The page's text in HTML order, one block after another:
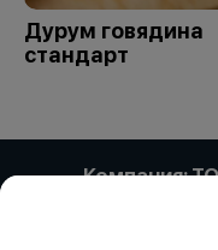
Дурум говядина
стандарт
Компания: